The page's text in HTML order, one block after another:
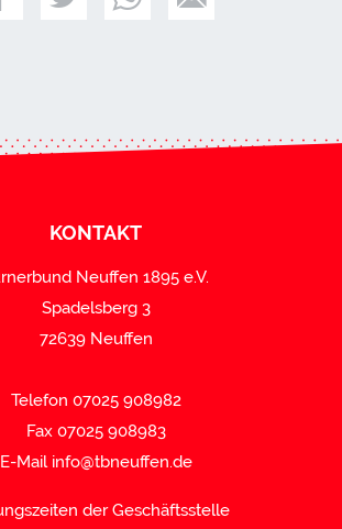
KONTAKT
Neuffen 1895 e.V.
Spadelsberg 3
72639 Neuffen
Telefon 07025 908982
Fax 07025 908983
E-Mail info@tbneuffen.de
der Geschäftsstelle